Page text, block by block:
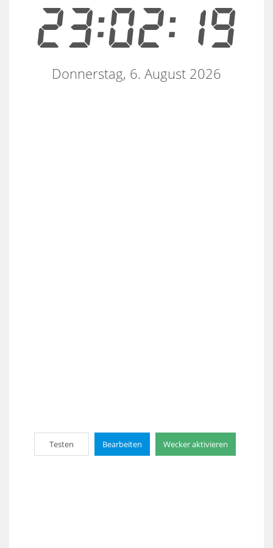
23:02:19
Donnerstag, 6. August 2026
Testen Bearbeiten Wecker aktivieren